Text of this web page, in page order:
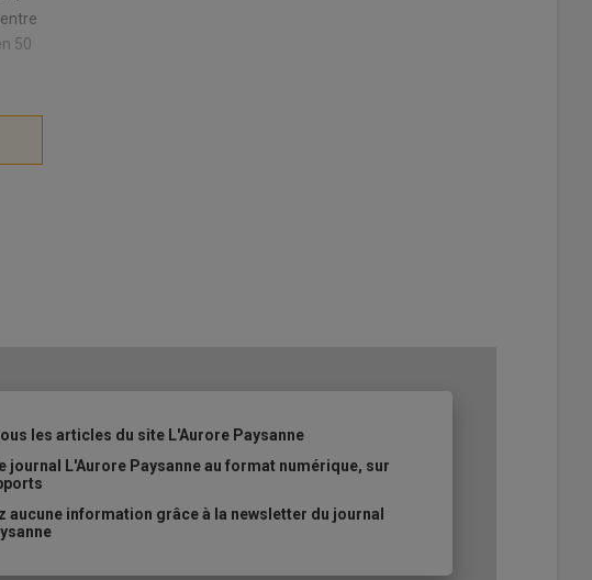
50
les articles du site L'Aurore Paysanne
journal L'Aurore Paysanne au format numérique, sur
aucune information grâce à la newsletter du journal